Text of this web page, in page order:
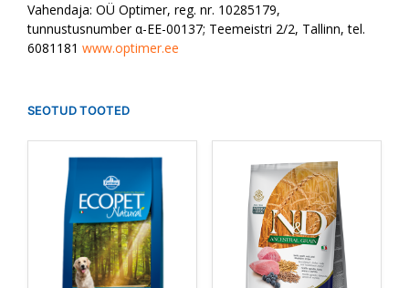
Vahendaja: OÜ Optimer, reg. nr. 10285179,
tunnustusnumber α-EE-00137; Teemeistri 2/2, Tallinn, tel.
6081181 www.optimer.ee
SEOTUD TOOTED
Sellel
tootel
mitu
varianti.
Valikuid
saab
Sellel
tootel
mitu
varianti.
Valikuid
saab